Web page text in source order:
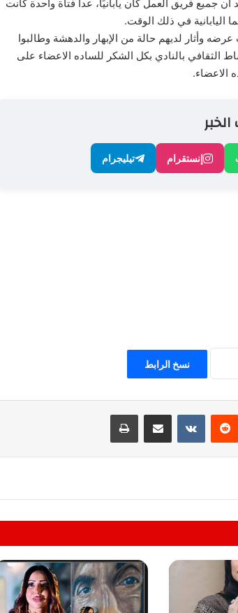
جميع فريق العمل كان يابانيًا، عدا فتاة واحدة كانت
اليابانية في ذلك الوقت.
وأثار لديهم حالة من الإبهار والدهشة وطالبوا
الثقافي بالنادي بكل الشكر للساده الاعضاء على
الاعضاء.
إنستقرام تيليجرام
نسخ الرابط
مشاركة عبر البريد طباعة